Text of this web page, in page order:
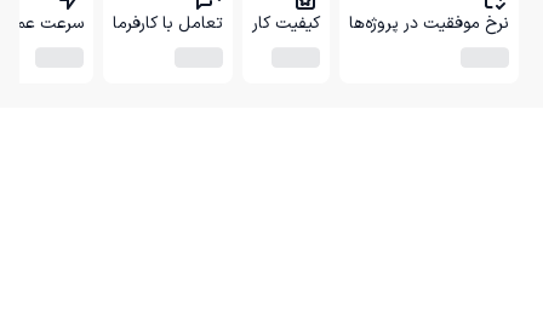
نرخ موفقیت در پروژه‌ها کیفیت کار تعامل با کارفرما سرعت عمل